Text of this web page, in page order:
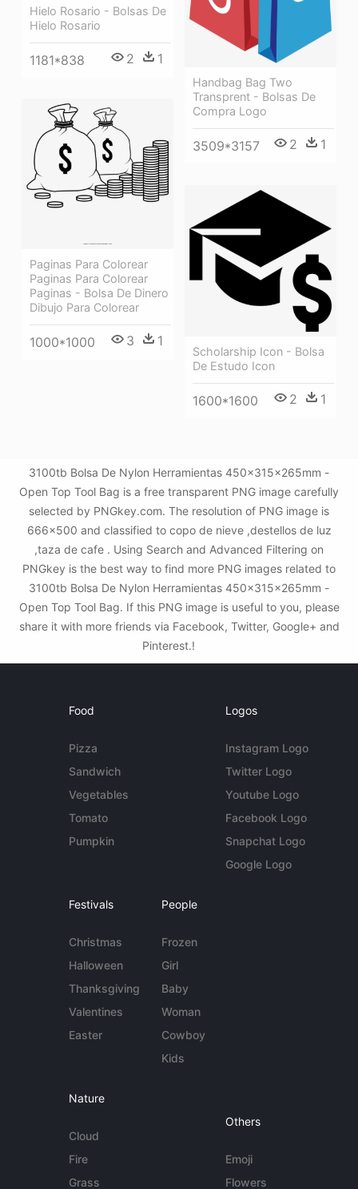
Hielo Rosario - Bolsas De
Hielo Rosario
1181*838 2 1
Handbag Bag Two
Transprent - Bolsas De
Compra Logo
3509*3157 2 1
Paginas Para Colorear
Paginas Para Colorear
Paginas - Bolsa De Dinero
Dibujo Para Colorear
1000*1000 3 1
Scholarship Icon - Bolsa
De Estudo Icon
1600*1600 2 1
3100tb Bolsa De Nylon Herramientas 450x315x265mm -
Open Top Tool Bag is a free transparent PNG image carefully
selected by PNGkey.com. The resolution of PNG image is
666x500 and classified to copo de nieve ,destellos de luz
,taza de cafe . Using Search and Advanced Filtering on
PNGkey is the best way to find more PNG images related to
3100tb Bolsa De Nylon Herramientas 450x315x265mm -
Open Top Tool Bag. If this PNG image is useful to you, please
share it with more friends via Facebook, Twitter, Google+ and
Pinterest.!
Food
Pizza
Sandwich
Vegetables
Tomato
Pumpkin
Logos
Instagram Logo
Twitter Logo
Youtube Logo
Facebook Logo
Snapchat Logo
Google Logo
Festivals
Christmas
Halloween
Thanksgiving
Valentines
Easter
People
Frozen
Girl
Baby
Woman
Cowboy
Kids
Nature
Cloud
Fire
Grass
Others
Emoji
Flowers